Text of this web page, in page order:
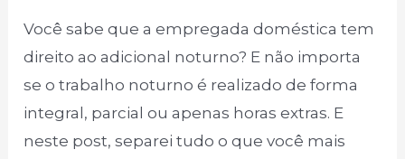
Você sabe que a empregada doméstica tem
direito ao adicional noturno? E não importa
se o trabalho noturno é realizado de forma
integral, parcial ou apenas horas extras. E
neste post, separei tudo o que você mais